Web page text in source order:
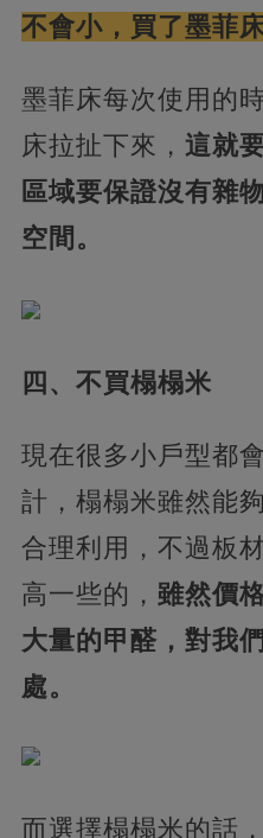
不會小，買了墨菲
墨菲床每次使用的
床拉扯下來， 這就
區域要保證沒有雜
空間。
四、不買榻榻米
現在很多小戶型都
計，榻榻米雖然能
合理利用，不過板
高一些的， 雖然價
大量的甲醛，對我
處。
而選擇榻榻米的話